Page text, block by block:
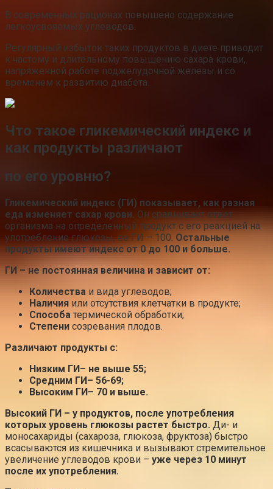
В современных рационах повышено содержание
легкоусвояемых углеводов.
Регулярный избыток таких продуктов в диете приводит
к частому и длительному повышению сахара крови,
напряженной работе поджелудочной железы и со
временем к развитию диабета.
Что такое гликемический индекс и
как продукты различают
по его уровню?
Гликемический индекс (ГИ) показывает, как разная
еда изменяет сахар крови. Он сравнивает ответ
организма на определенный продукт с его реакцией на
употребление глюкозы, ее ГИ – 100. Остальные
продукты имеют индекс от 0 до 100 и больше.
ГИ – не постоянная величина и зависит от:
Количества и вида углеводов;
Наличия или отсутствия клетчатки в продукте;
Способа термической обработки;
Степени созревания плодов.
Различают продукты с:
Низким ГИ – не выше 55;
Средним ГИ – 56-69;
Высоким ГИ – 70 и выше.
Высокий ГИ – у продуктов, после употребления
которых уровень глюкозы растет быстро. Ди- и
моносахариды (сахароза, глюкоза, фруктоза) быстро
всасываются из кишечника и вызывают стремительное
увеличение углеводов крови – уже через 10 минут
после их употребления.